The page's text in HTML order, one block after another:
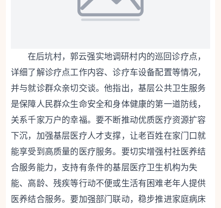
在后坑村，郭云强实地调研村内的巡回诊疗点，
详细了解诊疗点工作内容、诊疗车设备配置等情况，
并与就诊群众亲切交谈。他指出，基层公共卫生服务
是保障人民群众生命安全和身体健康的第一道防线，
关系千家万户的幸福。要不断推动优质医疗资源扩容
下沉，加强基层医疗人才支撑，让老百姓在家门口就
能享受到高质量的医疗服务。要切实增强村社医养结
合服务能力，支持有条件的基层医疗卫生机构为失
能、高龄、残疾等行动不便或生活有困难老年人提供
医养结合服务。要加强部门联动，稳步推进家庭病床